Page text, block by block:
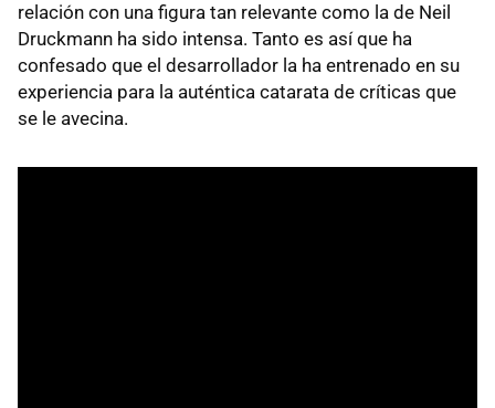
relación con una figura tan relevante como la de Neil
Druckmann ha sido intensa. Tanto es así que ha
confesado que el desarrollador la ha entrenado en su
experiencia para la auténtica catarata de críticas que
se le avecina.